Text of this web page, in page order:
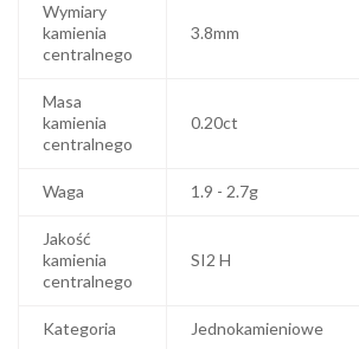
Wymiary
kamienia
centralnego
3.8mm
Masa
kamienia
centralnego
0.20ct
Waga 1.9 - 2.7g
Jakość
kamienia
centralnego
SI2 H
Kategoria Jednokamieniowe